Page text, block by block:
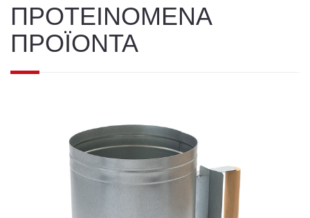
ΠΡΟΤΕΙΝΟΜΕΝΑ
ΠΡΟΪΟΝΤΑ